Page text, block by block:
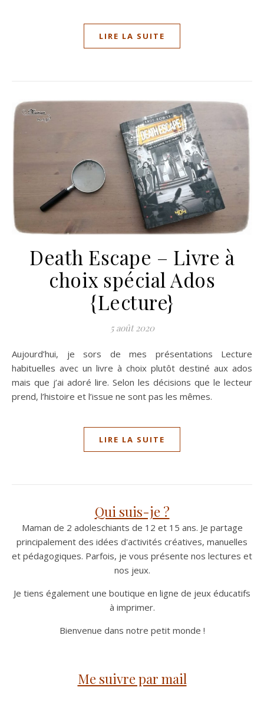
LIRE LA SUITE
Death Escape – Livre à
choix spécial Ados
{Lecture}
5 août 2020
Aujourd’hui, je sors de mes présentations Lecture
habituelles avec un livre à choix plutôt destiné aux ados
mais que j’ai adoré lire. Selon les décisions que le lecteur
prend, l’histoire et l’issue ne sont pas les mêmes.
LIRE LA SUITE
Qui suis-je ?
Maman de 2 adoleschiants de 12 et 15 ans. Je partage
principalement des idées d'activités créatives, manuelles
et pédagogiques. Parfois, je vous présente nos lectures et
nos jeux.
Je tiens également une boutique en ligne de jeux éducatifs
à imprimer.
Bienvenue dans notre petit monde !
Me suivre par mail